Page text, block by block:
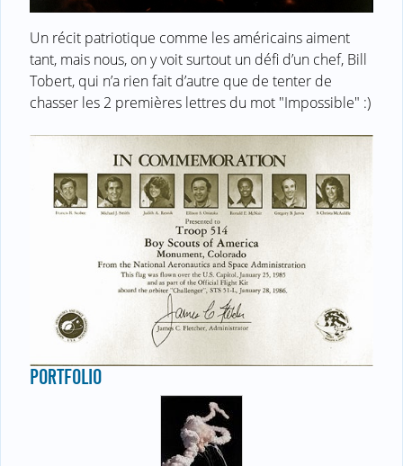
Un récit patriotique comme les américains aiment
tant, mais nous, on y voit surtout un défi d’un chef, Bill
Tobert, qui n’a rien fait d’autre que de tenter de
chasser les 2 premières lettres du mot "Impossible" :)
PORTFOLIO